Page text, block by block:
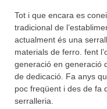
Tot i que encara es
tradicional de
actualment és una
materials de ferro. fent
generació en generació
de dedicació. Fa anys
poc freqüent i des de fa
serralleria.